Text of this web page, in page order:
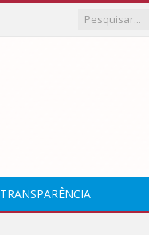
TRANSPARÊNCIA